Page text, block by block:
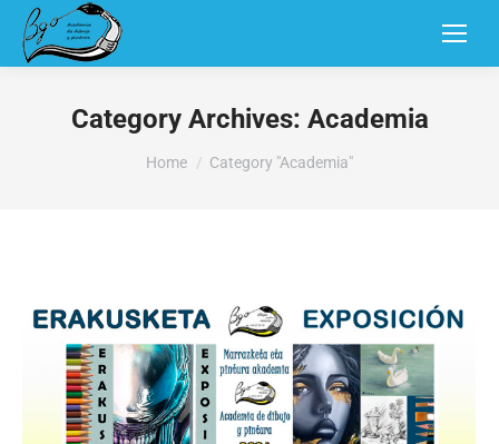
Category Archives: Academia
You are here:
Home Category "Academia"